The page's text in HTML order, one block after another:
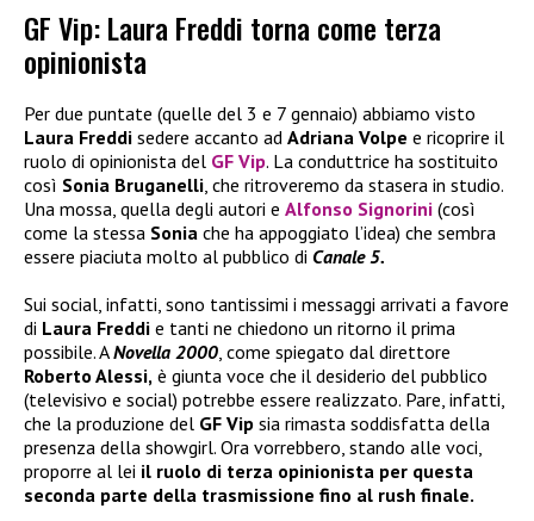
GF Vip: Laura Freddi torna come terza
opinionista
Per due puntate (quelle del 3 e 7 gennaio) abbiamo visto
Laura Freddi sedere accanto ad Adriana Volpe e ricoprire il
ruolo di opinionista del GF Vip. La conduttrice ha sostituito
così Sonia Bruganelli, che ritroveremo da stasera in studio.
Una mossa, quella degli autori e Alfonso Signorini (così
come la stessa Sonia che ha appoggiato l’idea) che sembra
essere piaciuta molto al pubblico di Canale 5.
Sui social, infatti, sono tantissimi i messaggi arrivati a favore
di Laura Freddi e tanti ne chiedono un ritorno il prima
possibile. ANovella 2000, come spiegato dal direttore
Roberto Alessi, è giunta voce che il desiderio del pubblico
(televisivo e social) potrebbe essere realizzato. Pare, infatti,
che la produzione del GF Vip sia rimasta soddisfatta della
presenza della showgirl. Ora vorrebbero, stando alle voci,
proporre al lei il ruolo di terza opinionista per questa
seconda parte della trasmissione fino al rush finale.